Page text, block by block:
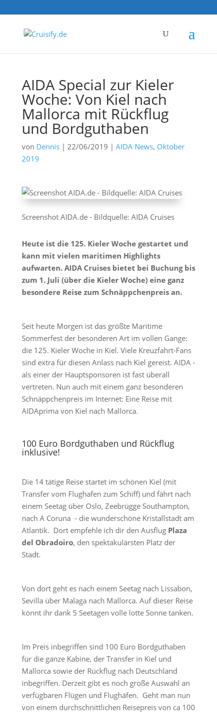
AIDA Special zur Kieler
Woche: Von Kiel nach
Mallorca mit Rückflug
und Bordguthaben
von Dennis| 22/06/2019 | AIDA News, Oktober
2019
Screenshot AIDA.de - Bildquelle: AIDA Cruises
Heute ist die 125. Kieler Woche gestartet und
kann mit vielen maritimen Highlights
aufwarten. AIDA Cruises bietet bei Buchung bis
zum 1. Juli (über die Kieler Woche) eine ganz
besondere Reise zum Schnäppchenpreis an.
Seit heute Morgen ist das größte Maritime
Sommerfest der besonderen Art im vollen Gange:
die 125. Kieler Woche in Kiel. Viele Kreuzfahrt-Fans
sind extra für diesen Anlass nach Kiel gereist. AIDA -
als einer der Hauptsponsoren ist fast überall
vertreten. Nun auch mit einem ganz besonderen
Schnäppchenpreis im Internet: Eine Reise mit
AIDAprima von Kiel nach Mallorca.
100 Euro Bordguthaben und Rückflug
inklusive!
Die 14 tätige Reise startet im schönen Kiel (mit
Transfer vom Flughafen zum Schiff) und fährt nach
einem Seetag über Oslo, Zeebrügge Southampton,
nach A Coruna - die wunderschöne Kristallstadt am
Atlantik. Dort empfehle ich dir den Ausflug Plaza
del Obradoiro, den spektakulärsten Platz der
Stadt.
Von dort geht es nach einem Seetag nach Lissabon,
Sevilla über Malaga nach Mallorca. Auf dieser Reise
könnt ihr dank 5 Seetagen volle lotte Sonne tanken.
Im Preis inbegriffen sind 100 Euro Bordguthaben
für die ganze Kabine, der Transfer in Kiel und
Mallorca sowie der Rückflug nach Deutschland
inbegriffen. Derzeit gibt es noch große Auswahl an
verfügbaren Flügen und Flughäfen. Geht man nun
von einem durchschnittlichen Reisepreis von ca 100